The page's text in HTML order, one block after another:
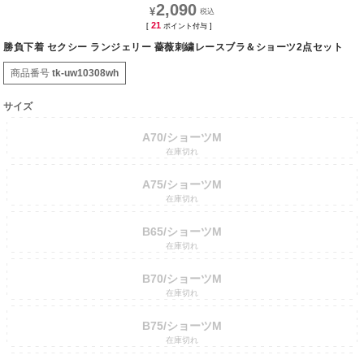
¥2,090
[ 21 ポイント付与 ]
勝負下着 セクシー ランジェリー 薔薇刺繍レースブラ＆ショーツ2点セット
商品番号 tk-uw10308wh
サイズ
A70/ショーツM
在庫切れ
A75/ショーツM
在庫切れ
B65/ショーツM
在庫切れ
B70/ショーツM
在庫切れ
B75/ショーツM
在庫切れ